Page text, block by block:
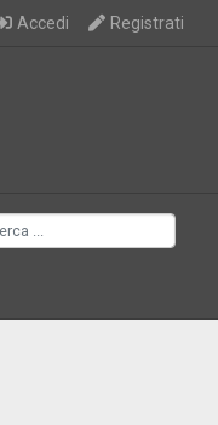
Accedi Registrati